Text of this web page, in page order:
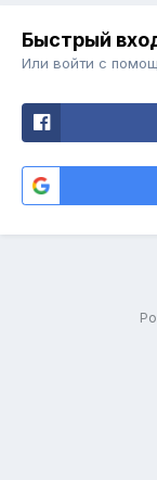
Быстрый
Или войти с